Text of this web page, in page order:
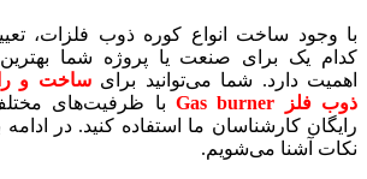
با وجود ساخت انواع کوره ذوب فلزات،
کدام یک برای صنعت یا پروژه شما
اهمیت دارد. شما می‌توانید برایساخت و
ذوب فلز Gas burner
با ظرفیت‌های
رایگان کارشناسان ما استفاده کنید. در ادامه
نکات آشنا می‌شویم.